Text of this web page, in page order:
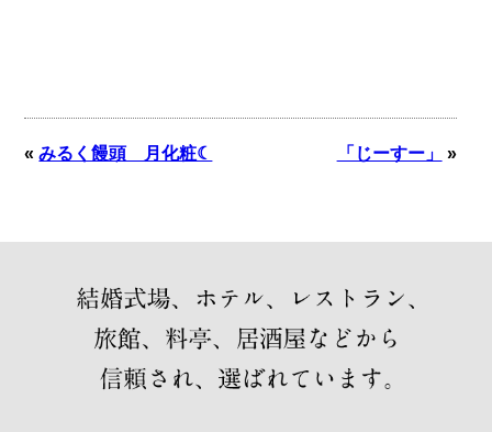
«みるく饅頭 月化粧☾ 「じーすー」 »